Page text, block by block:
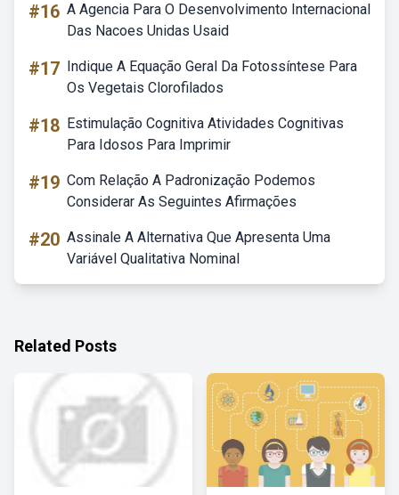
#16 A Agencia Para O Desenvolvimento Internacional
Das Nacoes Unidas Usaid
#17 Indique A Equação Geral Da Fotossíntese Para
Os Vegetais Clorofilados
#18 Estimulação Cognitiva Atividades Cognitivas
Para Idosos Para Imprimir
#19 Com Relação A Padronização Podemos
Considerar As Seguintes Afirmações
#20 Assinale A Alternativa Que Apresenta Uma
Variável Qualitativa Nominal
Related Posts